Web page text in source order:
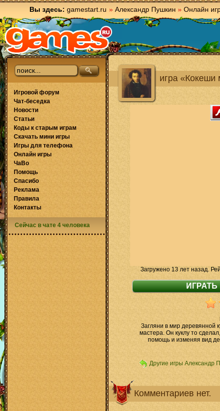
Вы здесь: gamestart.ru » Александр Пушкин » Онлайн
игра «Кокеши
Загружено 13 лет назад.
Загляни в мир деревянной
мастера. Он куклу то
помощь и изменяя вид
Другие игры Александр
Комментариев нет.
Игровой форум
Чат-беседка
Новости
Статьи
Коды к старым играм
Скачать мини игры
Игры для телефона
Онлайн игры
ЧаВо
Помощь
Спасибо
Реклама
Правила
Контакты
Сейчас в чате 4 человека